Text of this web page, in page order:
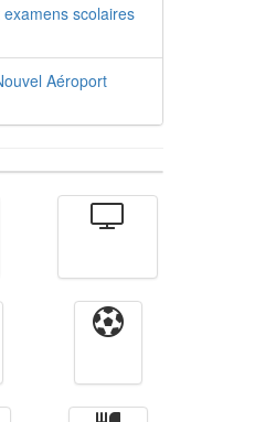
scolaires
Aéroport